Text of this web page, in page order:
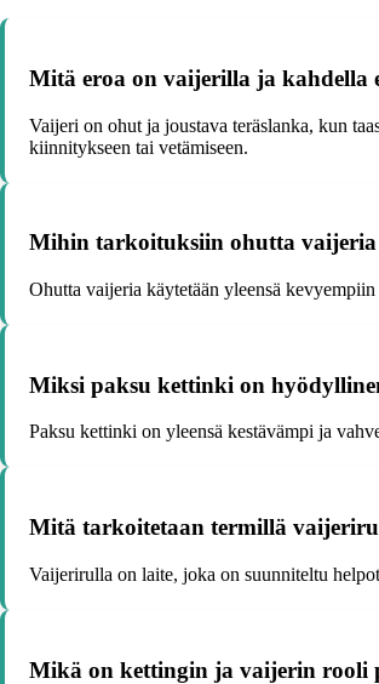
Mitä eroa on vaijerilla ja kahdella
Vaijeri on ohut ja joustava teräslanka, kun
kiinnitykseen tai vetämiseen.
Mihin tarkoituksiin ohutta vaijeria
Ohutta vaijeria käytetään yleensä
Miksi paksu kettinki on
Paksu kettinki on yleensä kestävämpi ja
Mitä tarkoitetaan termillä
Vaijerirulla on laite, joka on suunniteltu
Mikä on kettingin ja vaijerin rooli